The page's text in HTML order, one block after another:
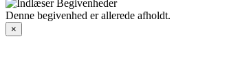
Denne begivenhed er allerede afholdt.
×